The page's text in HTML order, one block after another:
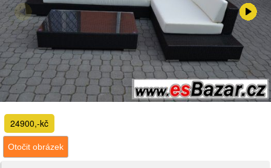
24900,-kč
Otočit obrázek